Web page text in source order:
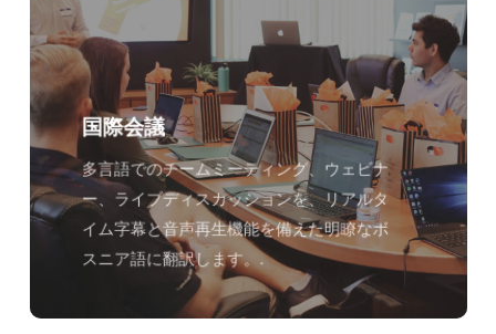
国際会議
多言語でのチームミーティング、ウェビナ
ー、ライブディスカッションを、リアルタ
イム字幕と音声再生機能を備えた明瞭なボ
スニア語に翻訳します。.